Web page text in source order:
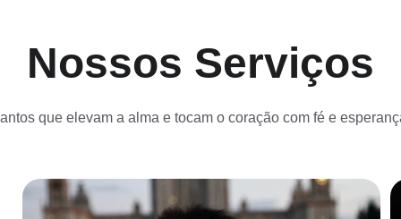
Nossos Serviços
que elevam a alma e tocam o coração com fé e